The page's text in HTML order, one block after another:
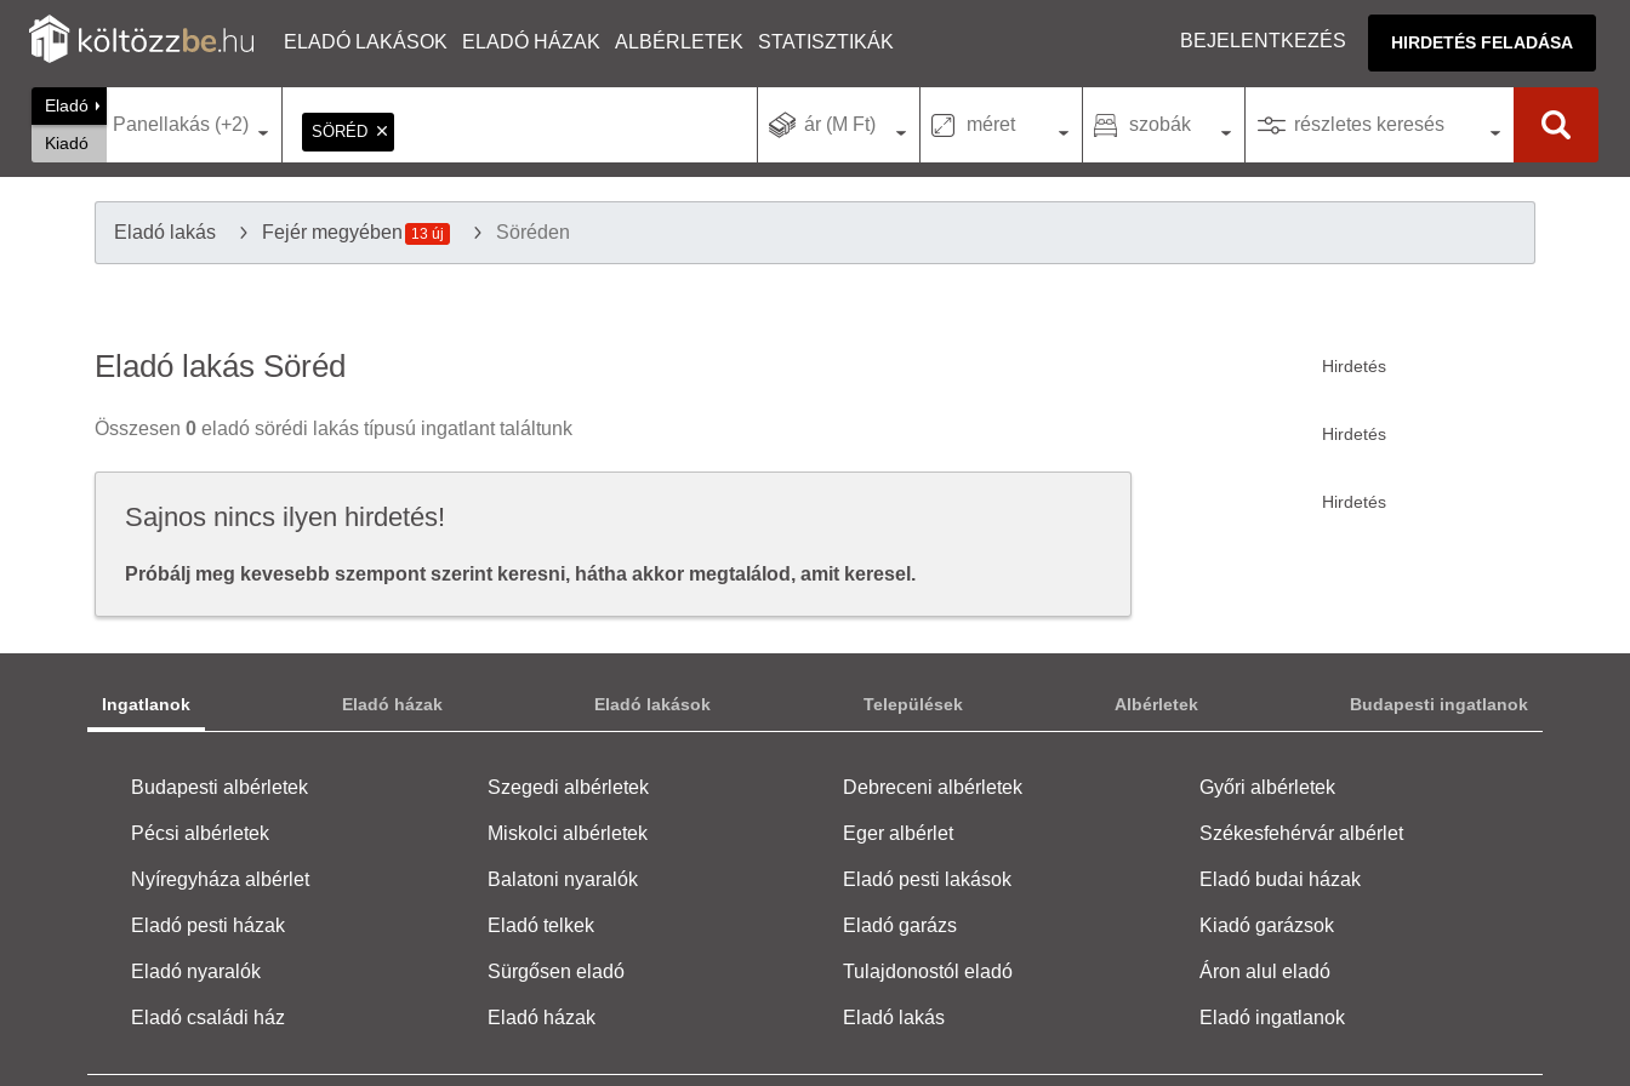
ELADÓ LAKÁSOK ELADÓ HÁZAK ALBÉRLETEK STATISZTIKÁK BEJELENTKEZÉS HIRDETÉS FELADÁSA
Eladó
Kiadó
Panellakás (+2) SÖRÉD ár (M Ft) méret szobák részletes keresés
Eladó lakás Fejér megyében 13 új Söréden
Eladó lakás Söréd
Összesen 0 eladó sörédi lakás típusú ingatlant találtunk
Sajnos nincs ilyen hirdetés!
Próbálj meg kevesebb szempont szerint keresni, hátha akkor megtalálod, amit keresel.
Ingatlanok Eladó házak Eladó lakások Települések Albérletek Budapesti ingatlanok
Budapesti albérletek Szegedi albérletek Debreceni albérletek Győri albérletek
Pécsi albérletek Miskolci albérletek Eger albérlet Székesfehérvár albérlet
Nyíregyháza albérlet Balatoni nyaralók Eladó pesti lakások Eladó budai házak
Eladó pesti házak Eladó telkek Eladó garázs Kiadó garázsok
Eladó nyaralók Sürgősen eladó Tulajdonostól eladó Áron alul eladó
Eladó családi ház Eladó házak Eladó lakás Eladó ingatlanok